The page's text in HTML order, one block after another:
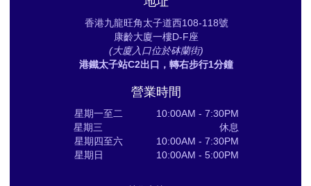
香港九龍旺角太子道西108-118號
康齡大廈一樓D-F座
(大廈入口位於砵蘭街)
港鐵太子站C2出口，轉右步行1分鐘
營業時間
星期一至二 10:00AM - 7:30PM
星期三 休息
星期四至六 10:00AM - 7:30PM
星期日 10:00AM - 5:00PM